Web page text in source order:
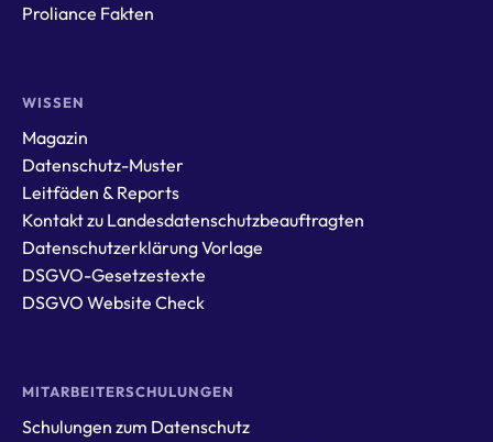
Proliance Fakten
WISSEN
Magazin
Datenschutz-Muster
Leitfäden & Reports
Kontakt zu Landesdatenschutzbeauftragten
Datenschutzerklärung Vorlage
DSGVO-Gesetzestexte
DSGVO Website Check
MITARBEITERSCHULUNGEN
Schulungen zum Datenschutz